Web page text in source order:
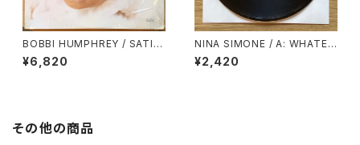
BOBBI HUMPHREY / SATIN
DOLL
¥6,820
NINA SIMONE / A: WHATEV
ER I AM (YOU MADE ME) /
B: WHY MUST YOUR LOVE
¥2,420
その他の商品